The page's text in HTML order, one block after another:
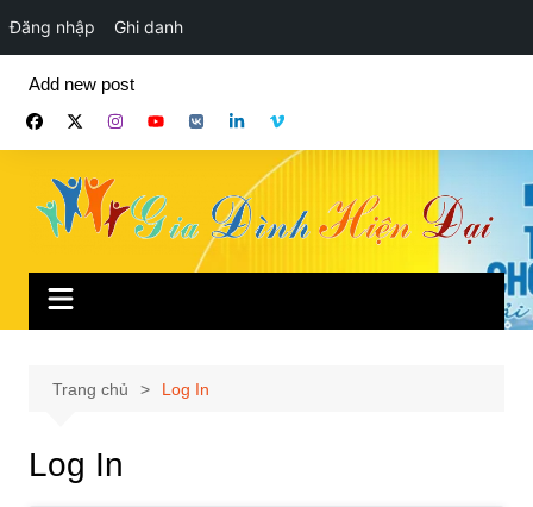
Đăng nhập Ghi danh
phần
Add new post
Trang chủ Log In
Log In